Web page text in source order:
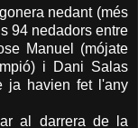
nedant (més
94 nedadors entre
Manuel (mójate
i Dani Salas
ja havien fet l'any
al darrera de la